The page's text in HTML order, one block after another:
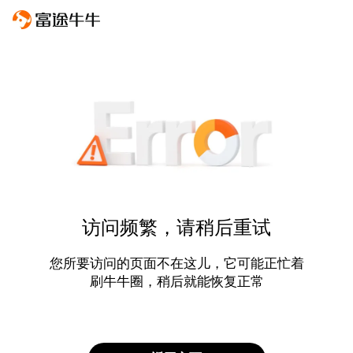
访问频繁，请稍后重试
您所要访问的页面不在这儿，它可能正忙着
刷牛牛圈，稍后就能恢复正常